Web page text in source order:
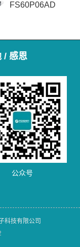
FS60P06AD
/ 感恩
公众号
科技有限公司